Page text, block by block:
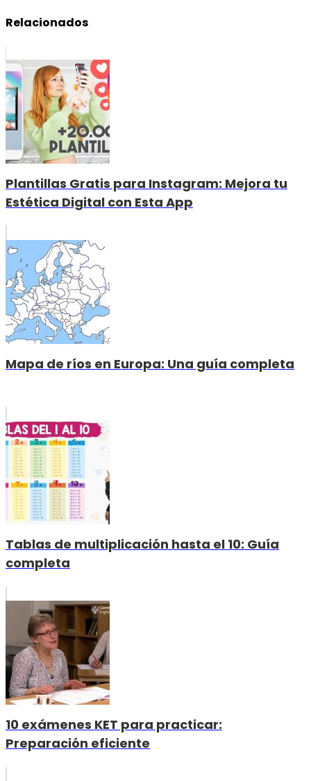
Relacionados
Plantillas Gratis para Instagram: Mejora tu
Estética Digital con Esta App
Mapa de ríos en Europa: Una guía completa
Tablas de multiplicación hasta el 10: Guía
completa
10 exámenes KET para practicar:
Preparación eficiente